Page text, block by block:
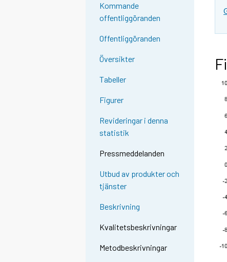
Kommande
offentliggöranden
Offentliggöranden
Översikter
Tabeller
Figurer
Revideringar i denna
statistik
Pressmeddelanden
Utbud av produkter och
tjänster
Beskrivning
Kvalitetsbeskrivningar
Metodbeskrivningar